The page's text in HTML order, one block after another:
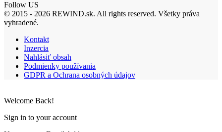
Follow US
© 2015 - 2026 REWIND.sk. All rights reserved. Všetky práva
vyhradené.
Kontakt
Inzercia
Nahlásiť obsah
Podmienky používania
GDPR a Ochrana osobných údajov
Welcome Back!
Sign in to your account